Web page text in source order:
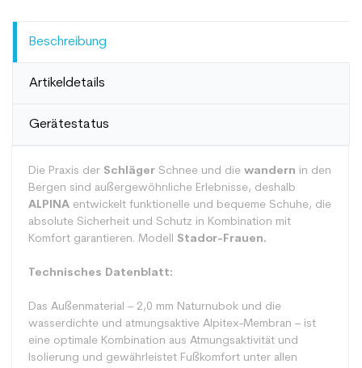
Beschreibung
Artikeldetails
Gerätestatus
Die Praxis der Schläger Schnee und die wandern in den
Bergen sind außergewöhnliche Erlebnisse, deshalb
ALPINA entwickelt funktionelle und bequeme Schuhe, die
absolute Sicherheit und Schutz in Kombination mit
Komfort garantieren. Modell Stador-Frauen.
Technisches Datenblatt:
Das Außenmaterial – 2,0 mm Naturnubok und die
wasserdichte und atmungsaktive Alpitex-Membran – ist
eine optimale Kombination aus Atmungsaktivität und
Isolierung und gewährleistet Fußkomfort unter allen